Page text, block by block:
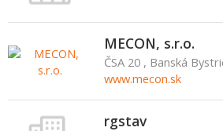
MECON, s.r.o.
ČSA 20 , Banská
www.mecon.sk
rgstav